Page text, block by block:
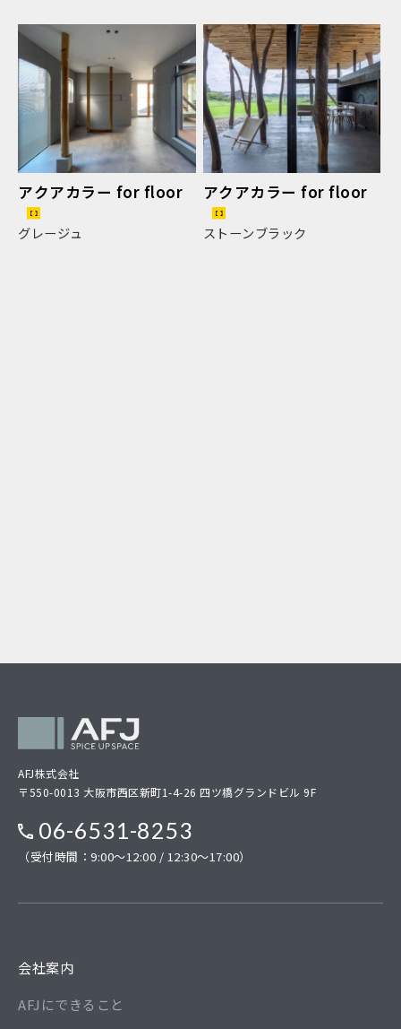
アクアカラー for floor
グレージュ
アクアカラー for floor
ストーンブラック
会社案内
AFJにできること
AFJ株式会社
〒550-0013 大阪市西区新町1-4-26 四ツ橋グランドビル 9F
06-6531-8253
（受付時間：9:00～12:00 / 12:30～17:00）